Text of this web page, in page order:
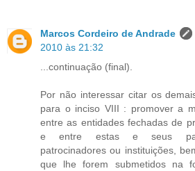
Marcos Cordeiro de Andrade
2010 às 21:32
...continuação (final).
Por não interessar citar os
para o inciso VIII : promover a
entre as entidades fechadas de
e entre estas e seus
patrocinadores ou instituições,
que lhe forem submetidos na